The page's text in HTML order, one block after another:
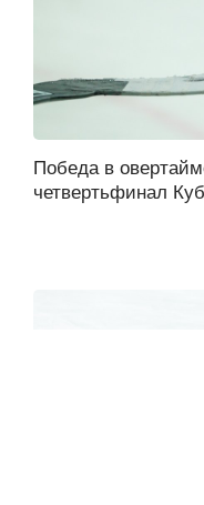
Победа в
четвертьфинал